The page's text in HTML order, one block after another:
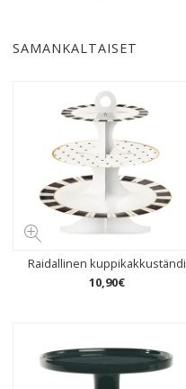
SAMANKALTAISET
Raidallinen kuppikakkuständi
10,90€